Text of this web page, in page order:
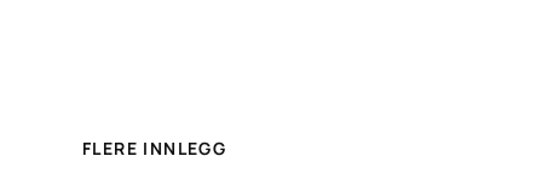
FLERE INNLEGG